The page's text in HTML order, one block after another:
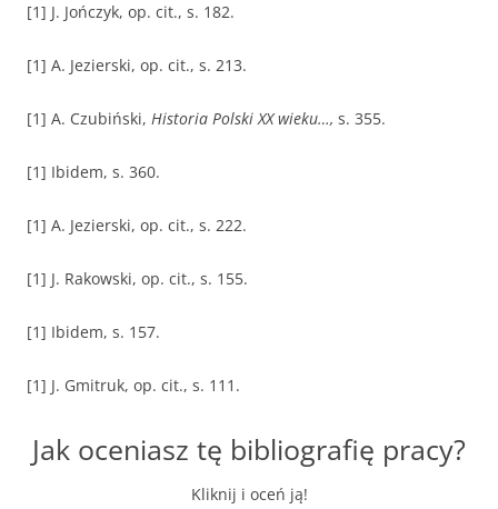
[1] J. Jończyk, op. cit., s. 182.
[1] A. Jezierski, op. cit., s. 213.
[1] A. Czubiński, Historia Polski XX wieku…, s. 355.
[1] Ibidem, s. 360.
[1] A. Jezierski, op. cit., s. 222.
[1] J. Rakowski, op. cit., s. 155.
[1] Ibidem, s. 157.
[1] J. Gmitruk, op. cit., s. 111.
Jak oceniasz tę bibliografię pracy?
Kliknij i oceń ją!